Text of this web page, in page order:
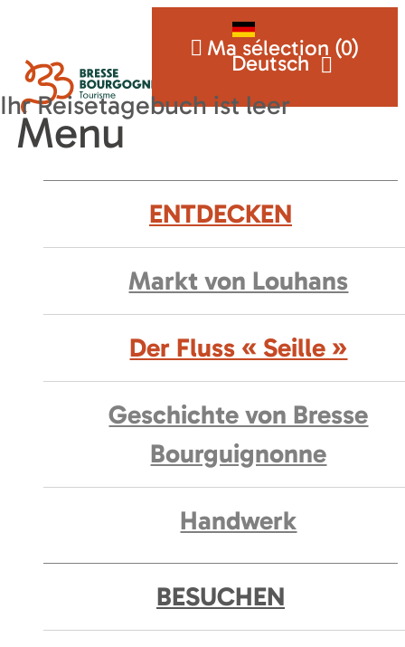
Deutsch
Ma sélection (0)
Menu
ENTDECKEN
Markt von Louhans
Der Fluss « Seille »
Geschichte von Bresse
Bourguignonne
Handwerk
BESUCHEN